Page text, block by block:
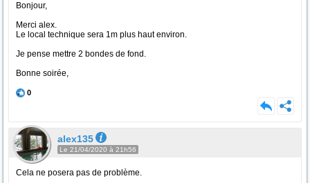
Bonjour,
Merci alex.
Le local technique sera 1m plus haut environ.
Je pense mettre 2 bondes de fond.
Bonne soirée,
0
alex135
Le 21/04/2020 à 21h56
Cela ne posera pas de problème.